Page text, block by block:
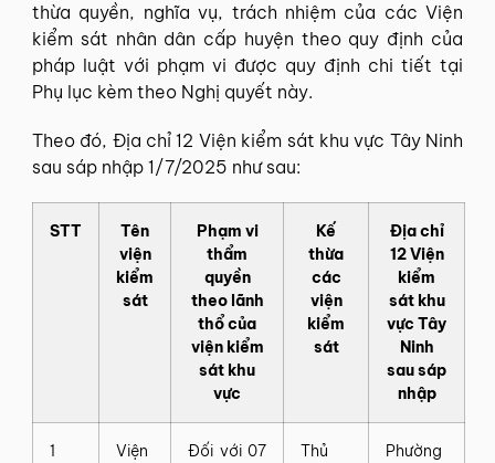
thừa quyền, nghĩa vụ, trách nhiệm của các Viện
kiểm sát nhân dân cấp huyện theo quy định của
pháp luật với phạm vi được quy định chi tiết tại
Phụ lục kèm theo Nghị quyết này.
Theo đó, Địa chỉ 12 Viện kiểm sát khu vực Tây Ninh
sau sáp nhập 1/7/2025 như sau:
STT
Tên
viện
kiểm
sát
Phạm vi
thẩm
quyền
theo lãnh
thổ của
viện kiểm
sát khu
vực
Kế
thừa
các
viện
kiểm
sát
Địa chỉ
12 Viện
kiểm
sát khu
vực Tây
Ninh
sau sáp
nhập
1
Viện
Đối với 07
Thủ
Phường